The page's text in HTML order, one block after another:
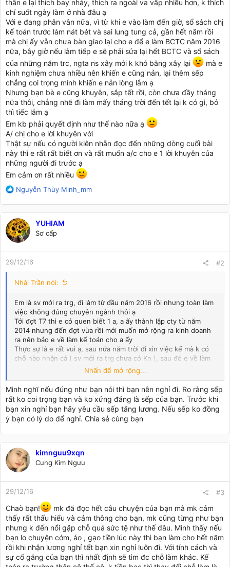
thân e lại thích bay nhảy, thích ra ngoài va vấp nhiều hơn, k thích
chỉ suốt ngày làm ở nhà đâu ạ
Với e đang phân vân nữa, vì từ khi e vào làm đến giờ, sổ sách chị
kế toán trước làm nát bét và sai lung tung cả, gần hết năm rồi
mà chị ấy vẫn chưa bàn giao lại cho e để e làm BCTC năm 2016
nữa, bây giờ nếu làm tiếp e sẽ phải sửa lại hết BCTC và sổ sách
của những năm trc, ngta ns xây mới k khó bằng xây lại
mà e
kinh nghiệm chưa nhiều nên khiến e cũng nản, lại thêm sếp
chẳng coi trọng mình khiến e nản lòng lắm ạ
Nhưng bạn bè e cũng khuyên, sắp tết rồi, còn chưa đầy tháng
nữa thôi, chẳng nhẽ đi làm mấy tháng trời đến tết lại k có gì, bỏ
thì tiếc lắm ạ
Em kb phải quyết định như thế nào nữa ạ
A/ chị cho e lời khuyên với
Thật sự nếu có người kiên nhẫn đọc đến những dòng cuối bài
này thì e rất rất biết ơn và rất muốn a/c cho e 1 lời khuyên của
những người đi trước ạ
Em cảm ơn rất nhiều
R
a
c
t
i
o
n
s
:
Nguyễn Thùy Minh_mm
YUHIAM
Sơ cấp
29/12/16 #2
Nhài Trần nói:
Em là sv mới ra trg, đi làm từ đầu năm 2016 rồi nhưng toàn làm
việc không đúng chuyên ngành thôi ạ
Tới đợt T7 thì e có quen biết 1 a, a ấy thành lập cty từ năm
2014 nhưng đến đợt vừa rồi mới muốn mở rộng ra kinh doanh
ra nên bảo e về làm kế toán cho a ấy
Thực sự là e rất vui ạ, sau nửa năm trời đi xin việc kế mà k có
chỗ nào nhận cả ( sv mới ra trg chưa có Kn ), sau đó e về làm
cho a ấy, đến nay cũng đc gần nửa năm rồi ạ. E rất biết ơn vì
trong lúc e khó khăn, đi xin chỗ nào cũng k có ai nhận thì a ấy
đã nhận e, tạo môi trường cho e để e tích lũy dần kn và có thế
phát triển nghề kế mà e đã chọn. E vào công ty làm và cả cty
chỉ có mình e là kế toán, đương nhiên e được làm tổng hợp ạ
Với 1 đứa mới ra trg như e, chưa có tý gì Kn mà làm tổng hợp
nhìu khi e nghĩ nó cũng hơi quá sức với e ạ, nhưng mọi người
trong GĐ e lại động viên, a rể e cũng động viên e nhiều, rằng
chỉ khi nào công việc thật áp lực thì bản thân mới nhanh phát
triển được ( a rể và c gái e cũng làm kế toán và cả 2 đều có rất
nhiều Kn trong lĩnh vực này ạ) nên e lại cố gắng, cố gắng để
tích lũy dần Kn và cố gắng với mức lương 4tr/1 tháng/ làm tổng
hợp kiêm đi chợ + nấu ăn trưa + rửa bát cho công ty ạ
-
công ty e lại chỉ có mình e là con gái, mà mấy a công ty lại có
tính gia trưởng, bếp núc, quét dọn là việc của con gái nên e
hơi vất cả
( nói thật là ở nhà, những ch mà mấy a ý mặc
định là việc của con gái nhiều khi e k thích e vẫn có thể k làm,
mẹ e cũng chẳng ns câu gì, đây đi làm phải làm hết k đc oán ai
1 câu
Nhiều khi e thấy mệt mỏi vô cùng, gọi điện về cho mẹ mà trực
Nhấn để mở rộng...
Mình nghĩ nếu đúng như bạn nói thì bạn nên nghỉ đi. Ro ràng sếp
rất ko coi trọng bạn và ko xứng đáng là sếp của bạn. Trước khi
bạn xin nghỉ bạn hãy yêu cầu sếp tăng lương. Nếu sếp ko đồng
ý bạn có lý do để nghỉ. Chia sẻ cùng bạn
kimnguu9xqn
Cung Kim Ngưu
29/12/16 #3
Chaò bạn!
mk đã đọc hết câu chuyện của bạn mà mk cảm
thấy rất thấu hiểu và cảm thông cho bạn, mk cũng từng như bạn
nhưng k đến nổi gặp chỗ quá sức tệ như thế đâu. Mình thấy nếu
bạn lo chuyện cớm, áo , gạo tiền lúc này thì bạn làm cho hết năm
rồi khi nhận lương nghỉ tết bạn xin nghỉ luôn đi. Với tính cách và
sự cố gắng của bạn thì nhất định sẽ tìm đc chỗ làm khác. Kế